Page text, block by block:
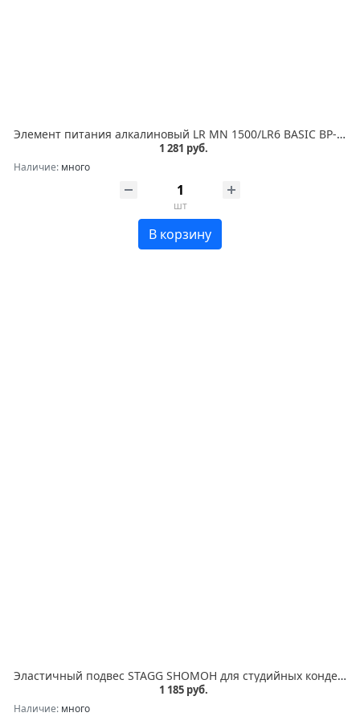
Элемент питания алкалиновый LR MN 1500/LR6 BASIC BP-12 (блист.12шт) Duracell C0037388
1 281 руб.
Наличие: много
шт
В корзину
Эластичный подвес STAGG SHOMOH для студийных конденсаторных микрофонов, резьба для установки на микрофонную стойку 5/8", в комплекте переходник 3/8"-5/8", цвет черный, размеры (в упаковке) 130х100х90 мм, вес (в упаковке) 0,3 кг
1 185 руб.
Наличие: много